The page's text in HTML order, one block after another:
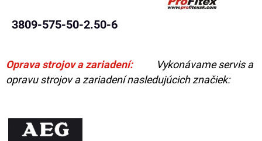
3809-575-50-2.50-6
Oprava strojov a zariadení:
Vykonávame servis a
opravu strojov a zariadení nasledujúcich značiek: